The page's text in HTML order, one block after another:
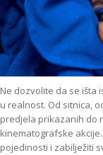
Ne dozvolite da se išta
u realnost. Od sitnica,
predjela prikazanih do
kinematografske
pojedinosti i zabilježiti